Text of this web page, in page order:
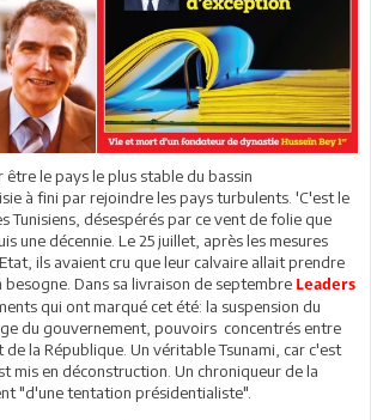
le pays le plus stable du bassin
à fini par rejoindre les pays turbulents. 'C'est le
Tunisiens, désespérés par ce vent de folie que
une décennie. Le 25 juillet, après les mesures
ils avaient cru que leur calvaire allait prendre
Dans sa livraison de septembre Leaders
qui ont marqué cet été: la suspension du
du gouvernement, pouvoirs concentrés entre
la République. Un véritable Tsunami, car c'est
mis en déconstruction. Un chroniqueur de la
"d'une tentation présidentialiste".